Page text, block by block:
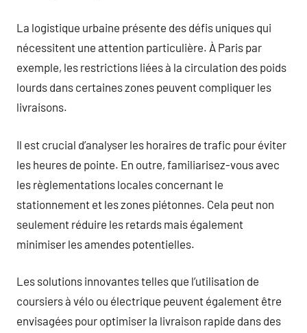
La logistique urbaine présente des défis uniques qui
nécessitent une attention particulière. À Paris par
exemple, les restrictions liées à la circulation des poids
lourds dans certaines zones peuvent compliquer les
livraisons.
Il est crucial d’analyser les horaires de trafic pour éviter
les heures de pointe. En outre, familiarisez-vous avec
les règlementations locales concernant le
stationnement et les zones piétonnes. Cela peut non
seulement réduire les retards mais également
minimiser les amendes potentielles.
Les solutions innovantes telles que l’utilisation de
coursiers à vélo ou électrique peuvent également être
envisagées pour optimiser la livraison rapide dans des